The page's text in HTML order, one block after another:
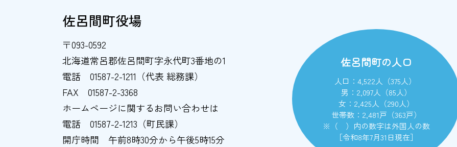
佐呂間町役場
〒093-0592
北海道常呂郡佐呂間町字永代町3番地の1
電話
01587-2-1211（代表 総務課）
FAX
01587-2-3368
ホームページに関するお問い合わせは
電話
01587-2-1213（町民課）
開庁時間
午前8時30分から午後5時15分
佐呂間町の人口
人口：4,522人（375人）
男：2,097人（85人）
女：2,425人（290人）
世帯数：2,481戸（363戸）
※（ ）内の数字は外国人の数
［令和8年7月31日現在］